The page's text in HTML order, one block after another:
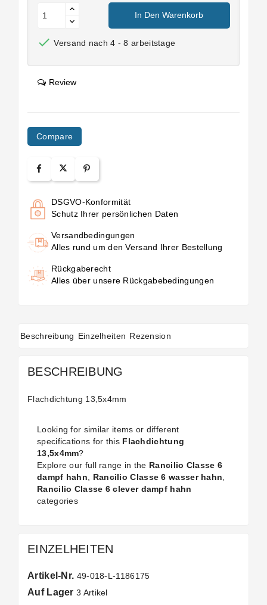
In Den Warenkorb
 Versand nach 4 - 8 arbeitstage
Review
Compare
DSGVO-Konformität
Schutz Ihrer persönlichen Daten
Versandbedingungen
Alles rund um den Versand Ihrer Bestellung
Rückgaberecht
Alles über unsere Rückgabebedingungen
Beschreibung Einzelheiten Rezension
BESCHREIBUNG
Flachdichtung 13,5x4mm
Looking for similar items or different
specifications for this Flachdichtung
13,5x4mm?
Explore our full range in the Rancilio Classe 6
dampf hahn
Rancilio Classe 6 wasser hahn
Rancilio Classe 6 clever dampf hahn
categories
EINZELHEITEN
Artikel-Nr. 49-018-L-1186175
Auf Lager 3 Artikel